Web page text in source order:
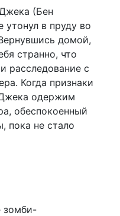
(Бен
утонул в пруду во
домой,
странно, что
расследование с
Когда признаки
одержим
обеспокоенный
пока не стало
зомби-